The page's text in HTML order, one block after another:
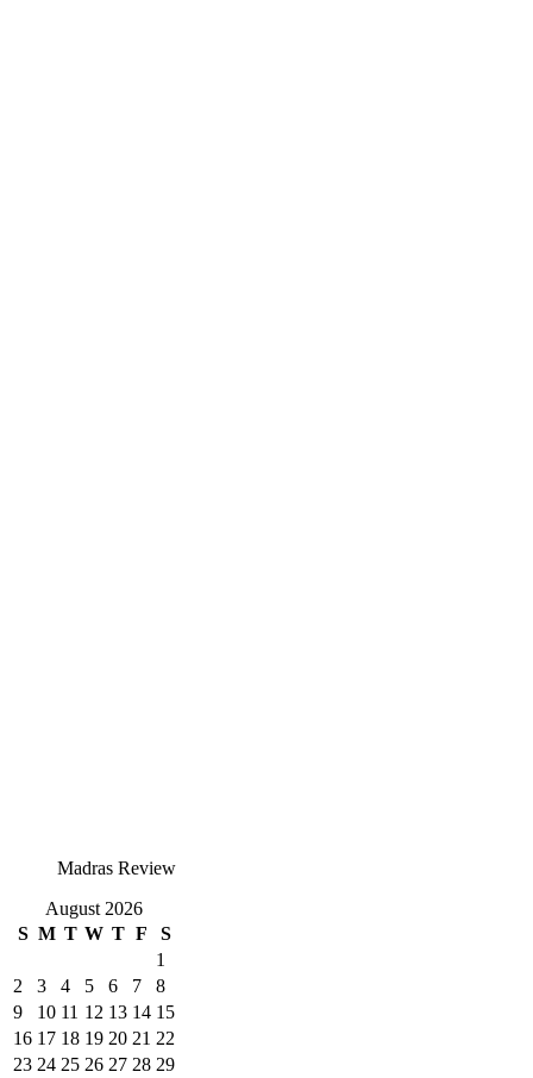
Madras Review
August 2026
S M T W T F
S
1
2
3 4 5 6 7
8
9
10 11 12 13 14 15
16 17 18 19 20 21 22
23 24 25 26 27 28 29